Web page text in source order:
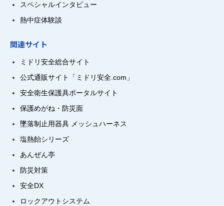
スペシャルインタビュー
熱中症体験談
関連サイト
ミドリ安全総合サイト
公式通販サイト「ミドリ安全.com」
安全衛生保護具ポータルサイト
保護めがね・防災面
墜落制止用器具 メッシュハーネス
塩熱飴シリーズ
あんぜん亭
防災対策
安全DX
ロックアウトシステム